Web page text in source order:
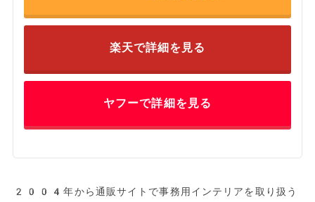
楽天で詳細を見る
ヤフーで詳細を見る
2004年から通販サイトで事務用インテリアを取り扱う